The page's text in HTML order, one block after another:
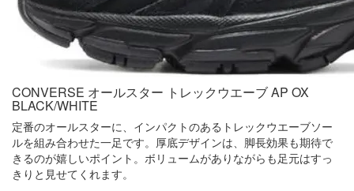
CONVERSE オールスター トレックウエーブ AP OX
BLACK/WHITE
定番のオールスターに、インパクトのあるトレックウエーブソー
ルを組み合わせた一足です。厚底デザインは、脚長効果も期待で
きるのが嬉しいポイント。ボリュームがありながらも足元はすっ
きりと見せてくれます。